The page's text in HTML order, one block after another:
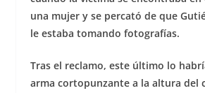
una mujer y se percató de que
le estaba tomando fotografías.
Tras el reclamo, este último lo
arma cortopunzante a la altura del